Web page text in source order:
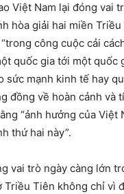
Việt Nam lại đóng vai
hòa giải hai miền
công cuộc cải
quốc gia tới một quốc
sức mạnh kinh tế hay
đồng về hoàn cảnh và
“ảnh hưởng của Việt
thứ hai này”.
vai trò ngày càng lớn
Triều Tiên không chỉ vì